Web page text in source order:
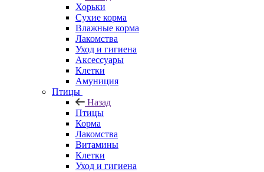
Хорьки
Сухие корма
Влажные корма
Лакомства
Уход и гигиена
Аксессуары
Клетки
Амуниция
Птицы
Назад
Птицы
Корма
Лакомства
Витамины
Клетки
Уход и гигиена